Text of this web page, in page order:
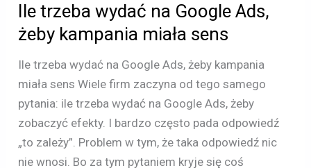
Ile trzeba wydać na Google Ads,
żeby kampania miała sens
Ile trzeba wydać na Google Ads, żeby kampania
miała sens Wiele firm zaczyna od tego samego
pytania: ile trzeba wydać na Google Ads, żeby
zobaczyć efekty. I bardzo często pada odpowiedź
„to zależy”. Problem w tym, że taka odpowiedź nic
nie wnosi. Bo za tym pytaniem kryje się coś